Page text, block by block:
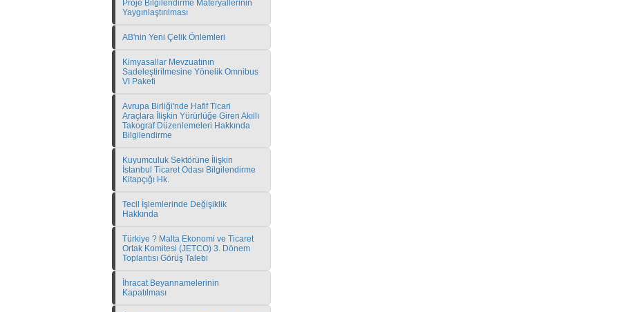
Proje Bilgilendirme Materyallerinin
Yaygınlaştırılması
AB'nin Yeni Çelik Önlemleri
Kimyasallar Mevzuatının
Sadeleştirilmesine Yönelik Omnibus
VI Paketi
Avrupa Birliği'nde Hafif Ticari
Araçlara İlişkin Yürürlüğe Giren Akıllı
Takograf Düzenlemeleri Hakkında
Bilgilendirme
Kuyumculuk Sektörüne İlişkin
İstanbul Ticaret Odası Bilgilendirme
Kitapçığı Hk.
Tecil İşlemlerinde Değişiklik
Hakkında
Türkiye ? Malta Ekonomi ve Ticaret
Ortak Komitesi (JETCO) 3. Dönem
Toplantısı Görüş Talebi
İhracat Beyannamelerinin
Kapatılması